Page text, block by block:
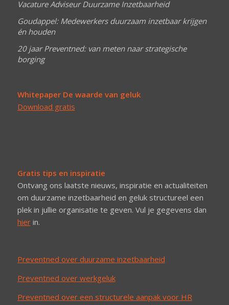
Vacature Adviseur Duurzame Inzetbaarheid
Goudappel: Medewerkers duurzaam inzetbaar krijgen
én houden
20 jaar Preventned: van meten naar strategische
borging
Whitepaper De waarde van geluk
Download gratis
Gratis tips en inspiratie
Ontvang ons laatste nieuws, inspiratie en actualiteiten
om duurzame inzetbaarheid en geluk structureel een
plek in jullie organisatie te geven. Vul je gegevens dan
hierin.
Preventned over duurzame inzetbaarheid
Preventned over werkgeluk
Preventned over een structurele aanpak voor HR